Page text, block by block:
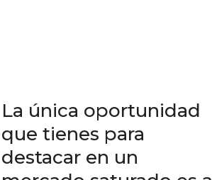
La única oportunidad
que tienes para
destacar en un